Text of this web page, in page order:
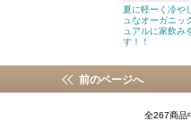
夏に軽ーく冷や
ュなオーガニッ
ュアルに家飲み
す！！
前のページへ
全267商品